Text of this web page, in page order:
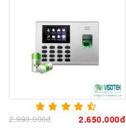
2.990.000đ 2.650.000đ